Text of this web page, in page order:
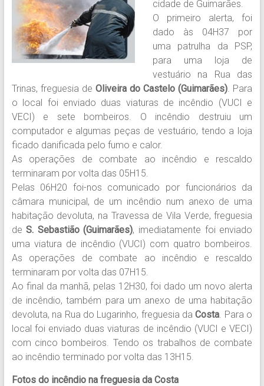
cidade de Guimarães.
O primeiro alerta, foi
dado às 04H37 por
uma patrulha da PSP,
para uma loja de
vestuário na Rua das
Trinas, freguesia de Oliveira do Castelo (Guimarães) . Para
o local foi enviado duas viaturas de incêndio (VUCI e
VECI) e sete bombeiros. O incêndio destruiu um
computador e algumas peças de vestuário, tendo a loja
ficado danificada pelo fumo e calor.
As operações de combate ao incêndio e rescaldo
terminaram por volta das 05H15.
Pelas 06H20 foi-nos comunicado por funcionários da
câmara municipal, de um incêndio num anexo de uma
habitação devoluta, na Travessa de Vila Verde, freguesia
deS. Sebastião (Guimarães), imediatamente foi enviado
uma viatura de incêndio (VUCI) com quatro bombeiros.
As operações de combate ao incêndio e rescaldo
terminaram por volta das 07H15.
Ao final da manhã, pelas 12H30, foi dado um novo alerta
de incêndio, também para um anexo de uma habitação
devoluta, na Rua do Lugarinho, freguesia daCosta . Para o
local foi enviado duas viaturas de incêndio (VUCI e VECI)
com cinco bombeiros. Tendo os trabalhos de combate
ao incêndio terminado por volta das 13H15.
Fotos do incêndio na freguesia da Costa